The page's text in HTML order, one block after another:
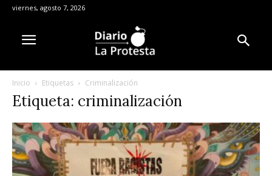
viernes, agosto 7, 2026
Inicio Etiquetas Criminalización
Etiqueta: criminalización